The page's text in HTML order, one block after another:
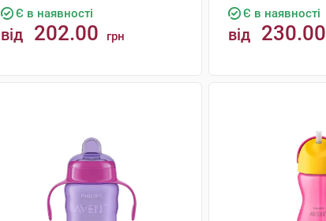
Є в наявності
від 202.00 грн
Є в наявності
від 230.00